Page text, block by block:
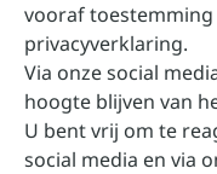
vooraf toestemming
privacyverklaring.
Via onze social
hoogte blijven van
U bent vrij om te
social media en via